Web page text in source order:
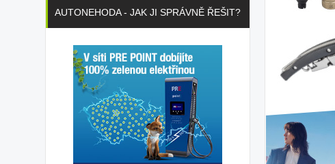
AUTONEHODA - JAK JI SPRÁVNĚ ŘEŠIT?